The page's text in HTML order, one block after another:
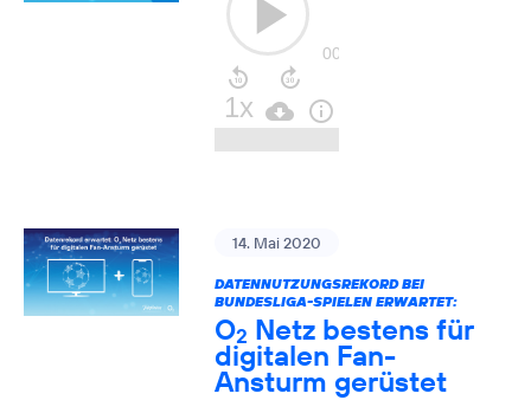
14. Mai 2020
DATENNUTZUNGSREKORD BEI
BUNDESLIGA-SPIELEN ERWARTET:
O2 Netz bestens für
digitalen Fan-
Ansturm gerüstet